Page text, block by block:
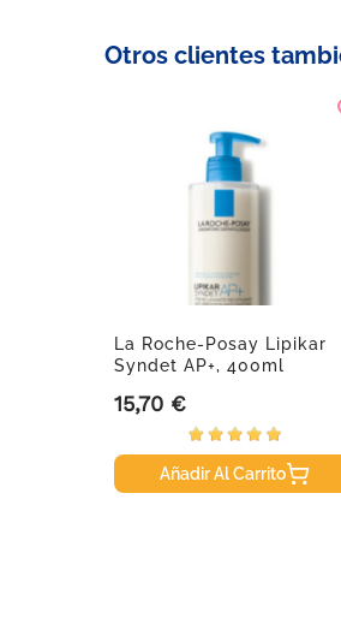
Otros clientes
La Roche-Posay Lipikar
Syndet AP+, 400ml
Precio
15,70 €
Añadir Al Carrito